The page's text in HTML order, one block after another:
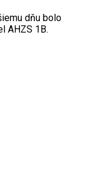
dňu bolo
AHZS 1B.